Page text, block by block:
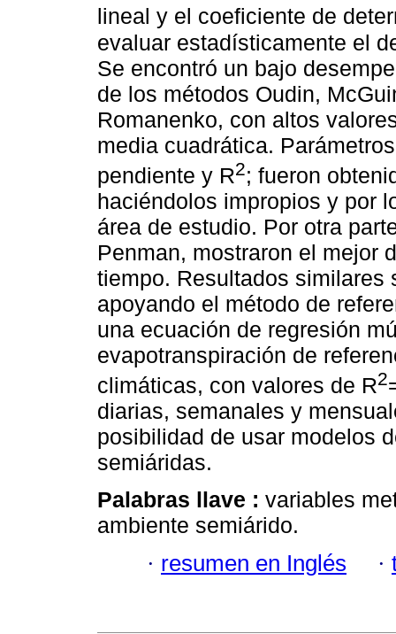
lineal y el coeficiente de
evaluar estadísticamente el
Se encontró un bajo
de los métodos Oudin,
Romanenko, con altos
media cuadrática.
pendiente y R2; fueron
haciéndolos impropios y por
área de estudio. Por otra
Penman, mostraron el mejor
tiempo. Resultados similares
apoyando el método de
una ecuación de regresión
evapotranspiración de
climáticas, con valores de R2
diarias, semanales y
posibilidad de usar modelos
semiáridas.
Palabras llave : variables
ambiente semiárido.
· resumen en Inglés ·